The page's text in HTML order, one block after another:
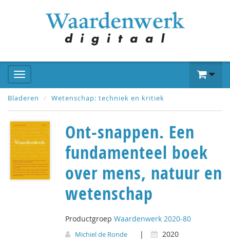
Bladeren Wetenschap: techniek en kritiek
Ont-snappen. Een
fundamenteel boek
over mens, natuur en
wetenschap
Productgroep Waardenwerk 2020-80
Michiel de Ronde | 2020